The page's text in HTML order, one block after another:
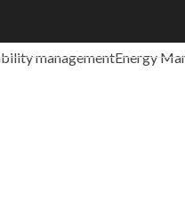
managementEnergy